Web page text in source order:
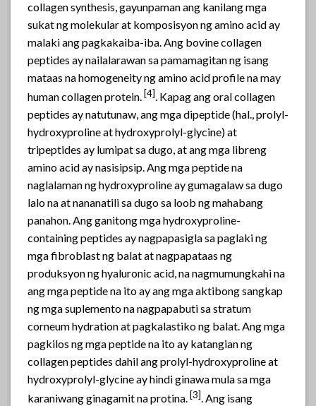
collagen synthesis, gayunpaman ang kanilang mga
sukat ng molekular at komposisyon ng amino acid ay
malaki ang pagkakaiba-iba. Ang bovine collagen
peptides ay nailalarawan sa pamamagitan ng isang
mataas na homogeneity ng amino acid profile na may
human collagen protein. [4]. Kapag ang oral collagen
peptides ay natutunaw, ang mga dipeptide (hal., prolyl-
hydroxyproline at hydroxyprolyl-glycine) at
tripeptides ay lumipat sa dugo, at ang mga libreng
amino acid ay nasisipsip. Ang mga peptide na
naglalaman ng hydroxyproline ay gumagalaw sa dugo
lalo na at nananatili sa dugo sa loob ng mahabang
panahon. Ang ganitong mga hydroxyproline-
containing peptides ay nagpapasigla sa paglaki ng
mga fibroblast ng balat at nagpapataas ng
produksyon ng hyaluronic acid, na nagmumungkahi na
ang mga peptide na ito ay ang mga aktibong sangkap
ng mga suplemento na nagpapabuti sa stratum
corneum hydration at pagkalastiko ng balat. Ang mga
pagkilos ng mga peptide na ito ay katangian ng
collagen peptides dahil ang prolyl-hydroxyproline at
hydroxyprolyl-glycine ay hindi ginawa mula sa mga
karaniwang ginagamit na protina. [3]. Ang isang